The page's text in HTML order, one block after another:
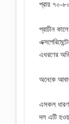
প্রায় ৭০-
প্রাচীন
এধরণের
অনেকে
এসকল
দল এটি